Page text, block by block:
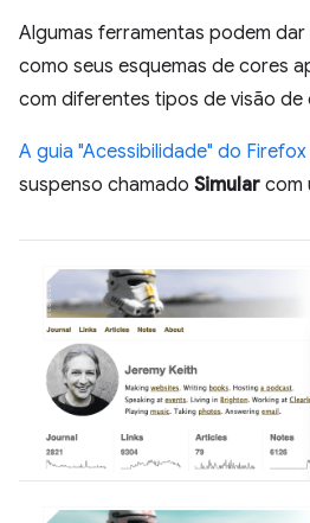
Algumas ferramentas podem dar
como seus esquemas de cores
com diferentes tipos de visão de
A guia "Acessibilidade" do Firefox
suspenso chamado Simular com